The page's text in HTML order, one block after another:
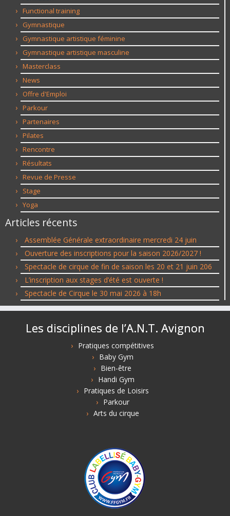
Functional training
Gymnastique
Gymnastique artistique féminine
Gymnastique artistique masculine
Masterclass
News
Offre d'Emploi
Parkour
Partenaires
Pilates
Rencontre
Résultats
Revue de Presse
Stage
Yoga
Articles récents
Assemblée Générale extraordinaire mercredi 24 juin
Ouverture des inscriptions pour la saison 2026/2027 !
Spectacle de cirque de fin de saison les 20 et 21 juin 206
L’inscription aux stages d’été est ouverte !
Spectacle de Cirque le 30 mai 2026 à 18h
Les disciplines de l’A.N.T. Avignon
Pratiques compétitives
Baby Gym
Bien-être
Handi Gym
Pratiques de Loisirs
Parkour
Arts du cirque